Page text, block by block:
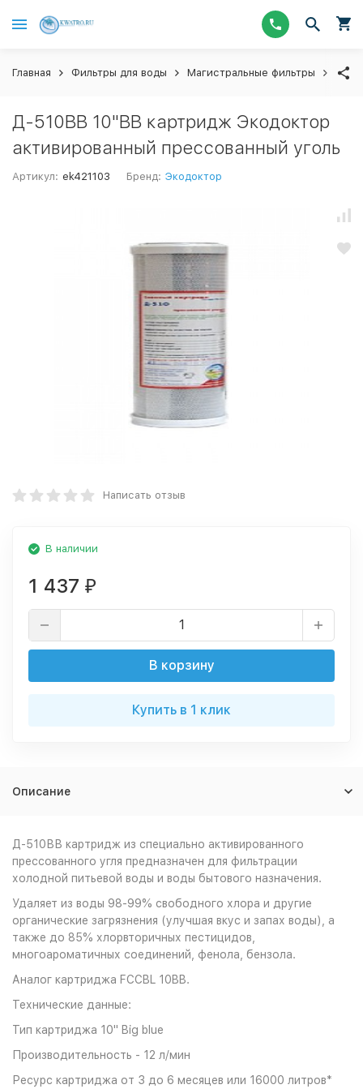
Главная Фильтры для воды Магистральные фильтры
Д-510ВВ 10"ВВ картридж Экодоктор
активированный прессованный уголь
Артикул: ek421103 Бренд: Экодоктор
Написать отзыв
В наличии
1 437 ₽
В корзину
Купить в 1 клик
Описание
Д-510ВВ картридж из специально активированного
прессованного угля предназначен для фильтрации
холодной питьевой воды и воды бытового назначения.
Удаляет из воды 98-99% свободного хлора и другие
органические загрязнения (улучшая вкус и запах воды), а
также до 85% хлорвторичных пестицидов,
многоароматичных соединений, фенола, бензола.
Аналог картриджа FCCBL 10BB.
Технические данные:
Тип картриджа 10" Big blue
Производительность - 12 л/мин
Ресурс картриджа от 3 до 6 месяцев или 16000 литров*